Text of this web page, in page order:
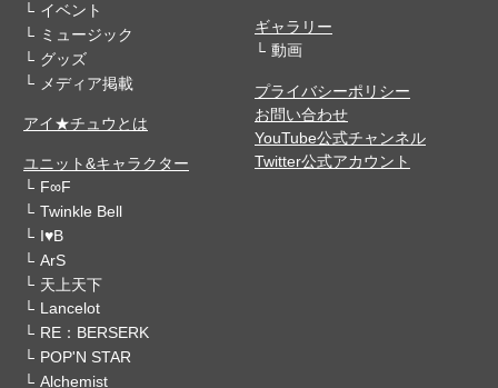
イベント
ミュージック
グッズ
メディア掲載
アイ★チュウとは
ユニット&キャラクター
F∞F
Twinkle Bell
I♥B
ArS
天上天下
Lancelot
RE：BERSERK
POP'N STAR
Alchemist
ギャラリー
動画
プライバシーポリシー
お問い合わせ
YouTube公式チャンネル
Twitter公式アカウント